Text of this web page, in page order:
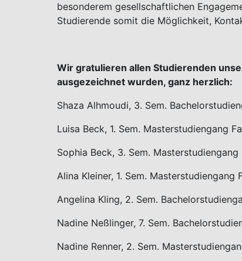
besonderem gesellschaftlichen
Studierende somit die Möglichkeit,
Wir gratulieren allen Studierenden
ausgezeichnet wurden, ganz herzlich:
Shaza Alhmoudi, 3. Sem.
Luisa Beck, 1. Sem. Masterstudiengang
Sophia Beck, 3. Sem.
Alina Kleiner, 1. Sem. Masterstudiengang
Angelina Kling, 2. Sem.
Nadine Neßlinger, 7. Sem.
Nadine Renner, 2. Sem.